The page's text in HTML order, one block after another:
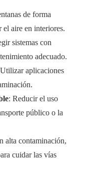
de forma
el aire en interiores.
sistemas con
adecuado.
aplicaciones
: Reducir el uso
público o la
alta contaminación,
cuidar las vías